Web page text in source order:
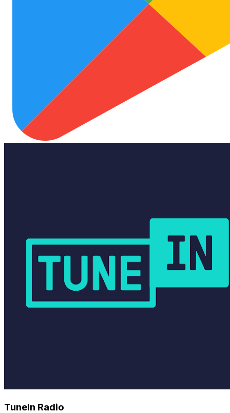
TuneIn Radio